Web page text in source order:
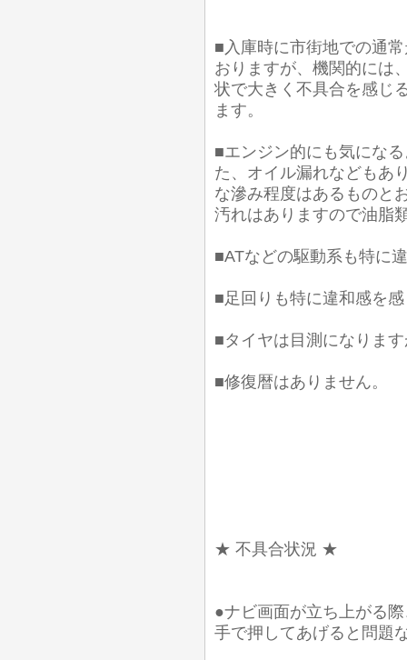
■入庫時に市街地での通
おりますが、機関的には
状で大きく不具合を感じ
ます。
■エンジン的にも気にな
た、オイル漏れなどもあ
な滲み程度はあるものと
汚れはありますので油脂
■ATなどの駆動系も特に
■足回りも特に違和感を
■タイヤは目測になりま
■修復暦はありません。
★ 不具合状況 ★
●ナビ画面が立ち上がる
手で押してあげると問題